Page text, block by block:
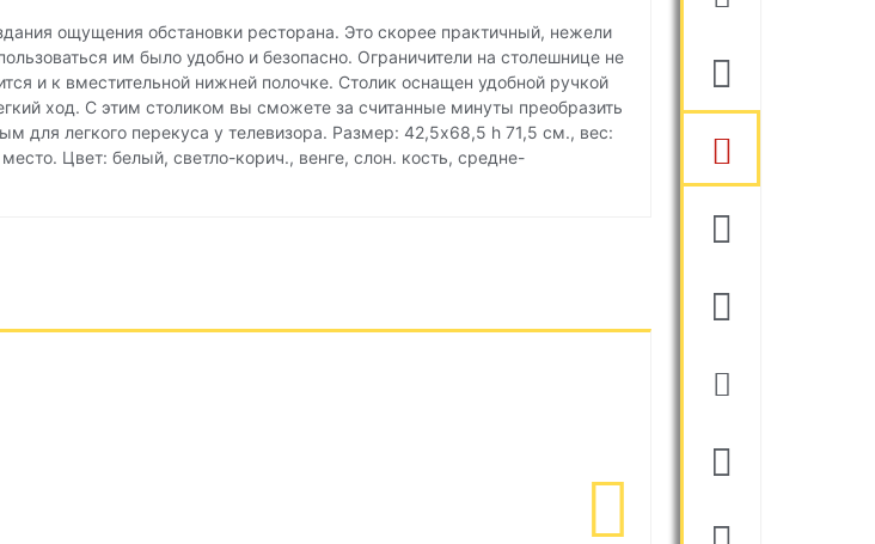
ощущения обстановки ресторана. Это скорее практичный, нежели
им было удобно и безопасно. Ограничители на столешнице не
и к вместительной нижней полочке. Столик оснащен удобной ручкой
ход. С этим столиком вы сможете за считанные минуты преобразить
для легкого перекуса у телевизора. Размер: 42,5х68,5 h 71,5 cм., вес:
Цвет: белый, светло-корич., венге, слон. кость, средне-